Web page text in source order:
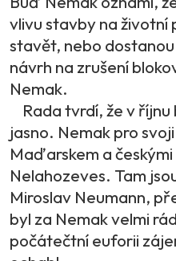
vlivu stavby na životní
stavět, nebo
návrh na zrušení
Nemak.
Rada tvrdí, že v
jasno. Nemak pro
Maďarskem a
Nelahozeves. Tam
Miroslav Neumann,
byl za Nemak velmi
počátečtní euforii